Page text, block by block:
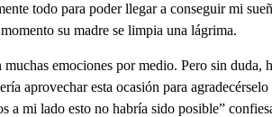
todo para poder llegar a conseguir mi
su madre se limpia una lágrima.
emociones por medio. Pero sin duda,
aprovechar esta ocasión para
a mi lado esto no habría sido posible”